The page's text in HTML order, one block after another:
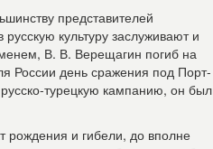
представителей
культуру заслуживают и
В. В. Верещагин погиб на
России день сражения под Порт-
турецкую кампанию, он был
рождения и гибели, до вполне